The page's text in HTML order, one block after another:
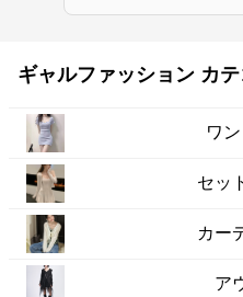
ギャルファッション カ
ワ
セッ
カー
ア